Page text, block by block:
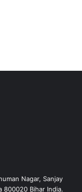
Nagar, Sanjay
800020 Bihar India.